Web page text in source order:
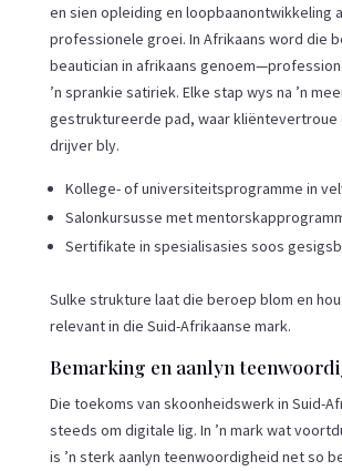
en sien opleiding en loopbaanontwikkeling
professionele groei. In Afrikaans word die
beautician in afrikaans
’n sprankie satiriek. Elke stap wys na ’n
gestruktureerde pad, waar kliëntevertroue
drijver bly.
Kollege- of universiteitsprogramme in
Salonkursusse met
Sertifikate in spesialisasies soos
Sulke strukture laat die beroep blom en
relevant in die Suid-Afrikaanse mark.
Bemarking en aanlyn
Die toekoms van skoonheidswerk in Suid-
steeds om digitale lig. In ’n mark wat
is ’n sterk aanlyn teenwoordigheid net so